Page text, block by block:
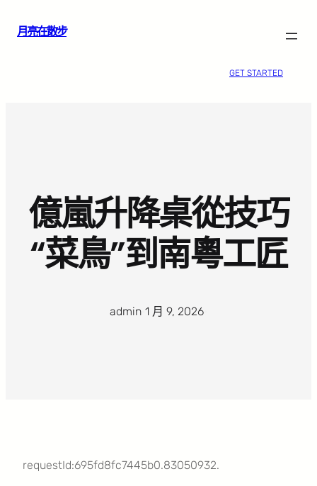
月亮在散步
GET STARTED
億嵐升降桌從技巧
“菜鳥”到南粵工匠
admin 1 月 9, 2026
requestId:695fd8fc7445b0.83050932.